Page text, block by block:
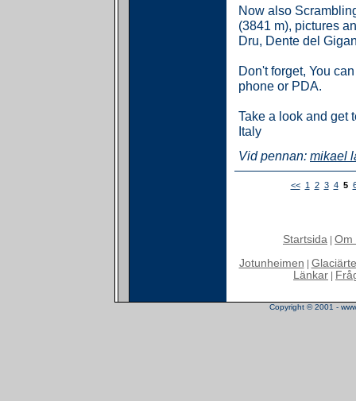
Now also
(3841 m), pictures
Dru, Dente del
Don't forget, You
phone or PDA.
Take a look and get
Italy
Vid pennan: mikael
<< 1 2 3 4 5
Startsida Om
Jotunheimen
Länkar
Copyright © 2001 -